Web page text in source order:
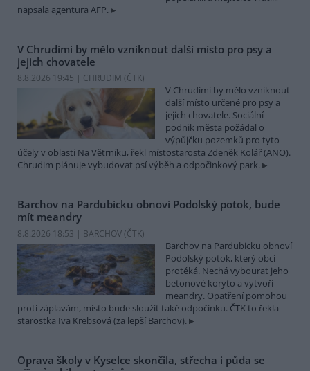
napsala agentura AFP.
V Chrudimi by mělo vzniknout další místo pro psy a
jejich chovatele
8.8.2026 19:45 | CHRUDIM (ČTK)
V Chrudimi by mělo vzniknout
další místo určené pro psy a
jejich chovatele. Sociální
podnik města požádal o
výpůjčku pozemků pro tyto
účely v oblasti Na Větrníku, řekl místostarosta Zdeněk Kolář (ANO).
Chrudim plánuje vybudovat psí výběh a odpočinkový park.
Barchov na Pardubicku obnoví Podolský potok, bude
mít meandry
8.8.2026 18:53 | BARCHOV (ČTK)
Barchov na Pardubicku obnoví
Podolský potok, který obcí
protéká. Nechá vybourat jeho
betonové koryto a vytvoří
meandry. Opatření pomohou
proti záplavám, místo bude sloužit také odpočinku. ČTK to řekla
starostka Iva Krebsová (za lepší Barchov).
Oprava školy v Kyselce skončila, střecha i půda se